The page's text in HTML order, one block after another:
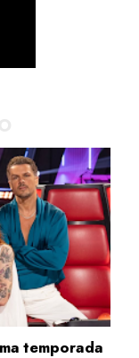
temporada